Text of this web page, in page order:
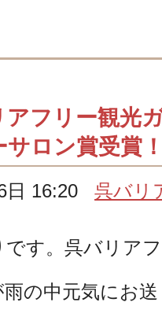
アフリー観光
サロン賞受賞
日 16:20呉バリ
です。呉バリア
の中元気にお